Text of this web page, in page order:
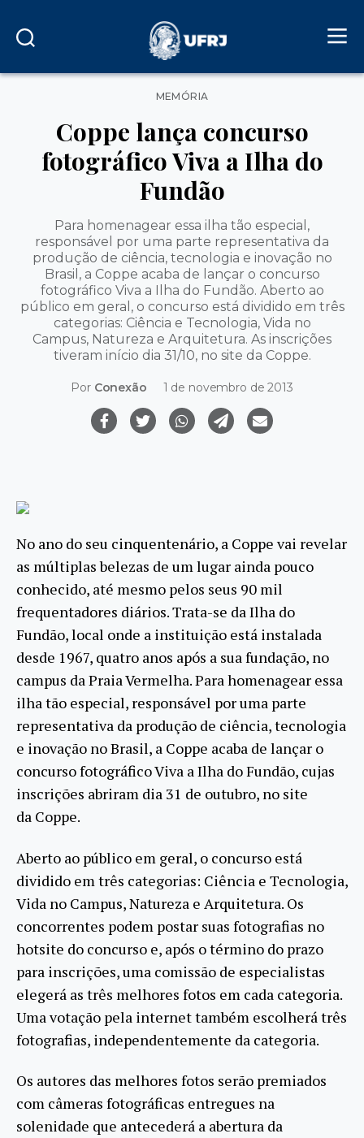
Categorias
MEMÓRIA
Coppe lança concurso
fotográfico Viva a Ilha do
Fundão
Para homenagear essa ilha tão especial,
responsável por uma parte representativa da
produção de ciência, tecnologia e inovação no
Brasil, a Coppe acaba de lançar o concurso
fotográfico Viva a Ilha do Fundão. Aberto ao
público em geral, o concurso está dividido em três
categorias: Ciência e Tecnologia, Vida no
Campus, Natureza e Arquitetura. As inscrições
tiveram início dia 31/10, no site da Coppe.
Por Conexão 1 de novembro de 2013
No ano do seu cinquentenário, a Coppe vai revelar
as múltiplas belezas de um lugar ainda pouco
conhecido, até mesmo pelos seus 90 mil
frequentadores diários. Trata-se da Ilha do
Fundão, local onde a instituição está instalada
desde 1967, quatro anos após a sua fundação, no
campus da Praia Vermelha. Para homenagear essa
ilha tão especial, responsável por uma parte
representativa da produção de ciência, tecnologia
e inovação no Brasil, a Coppe acaba de lançar o
concurso fotográfico Viva a Ilha do Fundão, cujas
inscrições abriram dia 31 de outubro, no site
da Coppe.
Aberto ao público em geral, o concurso está
dividido em três categorias: Ciência e Tecnologia,
Vida no Campus, Natureza e Arquitetura. Os
concorrentes podem postar suas fotografias no
hotsite do concurso e, após o término do prazo
para inscrições, uma comissão de especialistas
elegerá as três melhores fotos em cada categoria.
Uma votação pela internet também escolherá três
fotografias, independentemente da categoria.
Os autores das melhores fotos serão premiados
com câmeras fotográficas entregues na
solenidade que antecederá a abertura da